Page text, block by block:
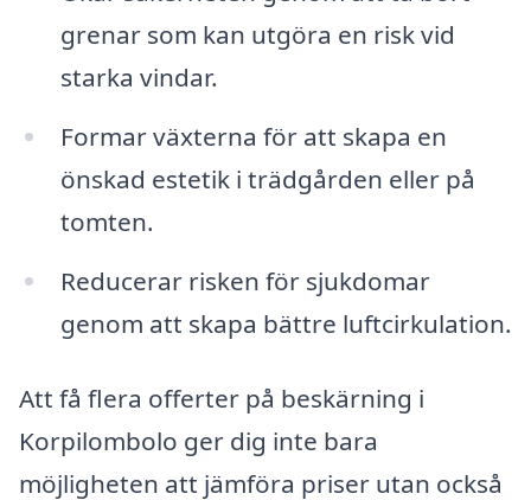
grenar som kan utgöra en risk vid
starka vindar.
Formar växterna för att skapa en
önskad estetik i trädgården eller på
tomten.
Reducerar risken för sjukdomar
genom att skapa bättre luftcirkulation.
Att få flera offerter på beskärning i
Korpilombolo ger dig inte bara
möjligheten att jämföra priser utan också